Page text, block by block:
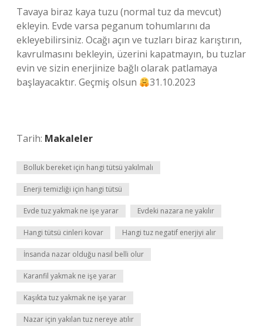
Tavaya biraz kaya tuzu (normal tuz da mevcut)
ekleyin. Evde varsa peganum tohumlarını da
ekleyebilirsiniz. Ocağı açın ve tuzları biraz karıştırın,
kavrulmasını bekleyin, üzerini kapatmayın, bu tuzlar
evin ve sizin enerjinize bağlı olarak patlamaya
başlayacaktır. Geçmiş olsun
31.10.2023
Tarih: Makaleler
Bolluk bereket için hangi tütsü yakılmalı
Enerji temizliği için hangi tütsü
Evde tuz yakmak ne işe yarar Evdeki nazara ne yakılır
Hangi tütsü cinleri kovar Hangi tuz negatif enerjiyi alır
İnsanda nazar olduğu nasıl belli olur
Karanfil yakmak ne işe yarar
Kaşıkta tuz yakmak ne işe yarar
Nazar için yakılan tuz nereye atılır